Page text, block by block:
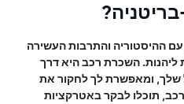
ההיסטוריה והתרבות העשירה
ליהנות. השכרת רכב היא דרך
שלך, ומאפשרת לך לחקור את
תוכלו לבקר באטרקציות